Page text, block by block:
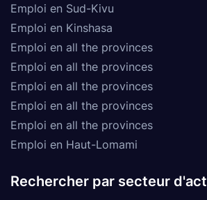
Emploi en Sud-Kivu
Emploi en Kinshasa
Emploi en all the provinces
Emploi en all the provinces
Emploi en all the provinces
Emploi en all the provinces
Emploi en all the provinces
Emploi en Haut-Lomami
Rechercher par secteur